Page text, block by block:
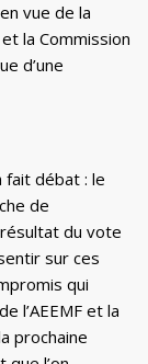
vue de la
la Commission
d’une
fait débat : le
de
du vote
sur ces
qui
l’AEEMF et la
prochaine